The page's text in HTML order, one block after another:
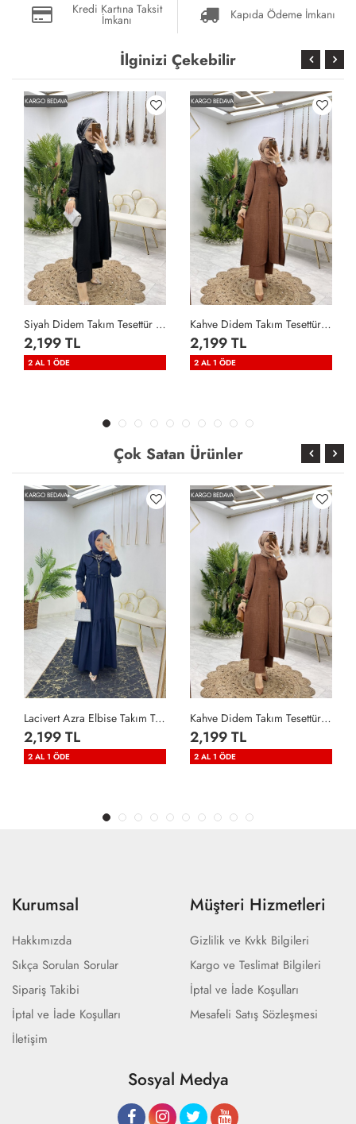
Kredi Kartına Taksit
İmkanı Kapıda Ödeme İmkanı
İlginizi Çekebilir
KARGO BEDAVA
Siyah Didem Takım Tesettür Giyim Siyah
2,199 TL
2 AL 1 ÖDE
KARGO BEDAVA
Kahve Didem Takım Tesettür Giyim Kahverengi
2,199 TL
2 AL 1 ÖDE
Çok Satan Ürünler
KARGO BEDAVA
Lacivert Azra Elbise Takım Tesettür Giyim Lacivert
2,199 TL
2 AL 1 ÖDE
KARGO BEDAVA
Kahve Didem Takım Tesettür Giyim Kahverengi
2,199 TL
2 AL 1 ÖDE
Kurumsal
Hakkımızda
Sıkça Sorulan Sorular
Sipariş Takibi
İptal ve İade Koşulları
İletişim
Müşteri Hizmetleri
Gizlilik ve Kvkk Bilgileri
Kargo ve Teslimat Bilgileri
İptal ve İade Koşulları
Mesafeli Satış Sözleşmesi
Sosyal Medya